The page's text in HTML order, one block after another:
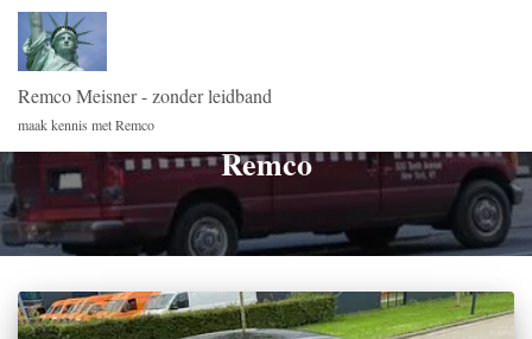
Remco Meisner - zonder leidband
maak kennis met Remco
Remco